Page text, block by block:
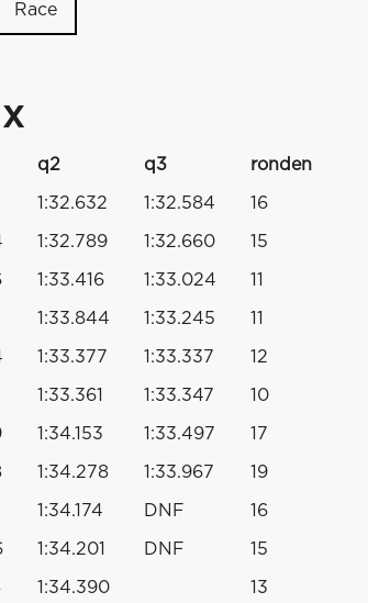
Race
q2 q3 ronden
1:32.632 1:32.584 16
1:32.789 1:32.660 15
1:33.416 1:33.024 11
1:33.844 1:33.245 11
1:33.377 1:33.337 12
1:33.361 1:33.347 10
1:34.153 1:33.497 17
1:34.278 1:33.967 19
1:34.174 DNF 16
1:34.201 DNF 15
1:34.390 13